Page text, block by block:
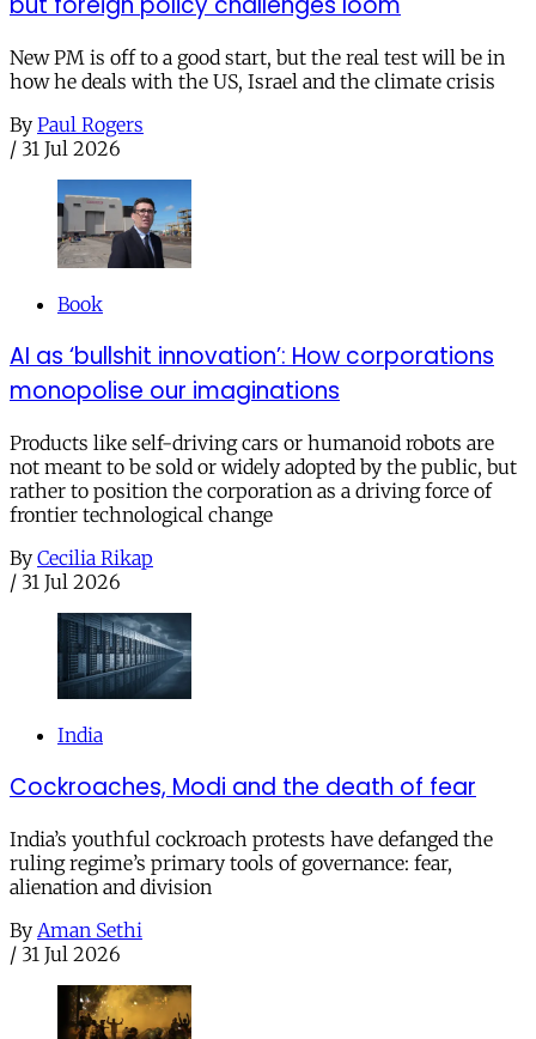
New PM is off to a good start, but the real test will be in
how he deals with the US, Israel and the climate crisis
By Paul Rogers
/ 31 Jul 2026
Book
AI as ‘bullshit innovation’: How corporations
monopolise our imaginations
Products like self-driving cars or humanoid robots are
not meant to be sold or widely adopted by the public, but
rather to position the corporation as a driving force of
frontier technological change
By Cecilia Rikap
/ 31 Jul 2026
India
Cockroaches, Modi and the death of fear
India’s youthful cockroach protests have defanged the
ruling regime’s primary tools of governance: fear,
alienation and division
By Aman Sethi
/ 31 Jul 2026